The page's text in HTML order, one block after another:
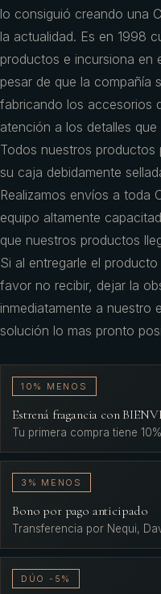
lo consiguió creando una
la actualidad. Es en 1998
productos e incursiona en
pesar de que la compañía
fabricando los accesorios
atención a los detalles
Todos nuestros productos
su caja debidamente
Realizamos envíos a toda
equipo altamente
que nuestros productos
Si al entregarle el
favor no recibir, dejar la
inmediatamente a nuestro
solución lo mas pronto
10% MENOS
Estrená fragancia con
Tu primera compra tiene
3% MENOS
Bono por pago anticipado
Transferencia por Nequi,
DÚO -5%